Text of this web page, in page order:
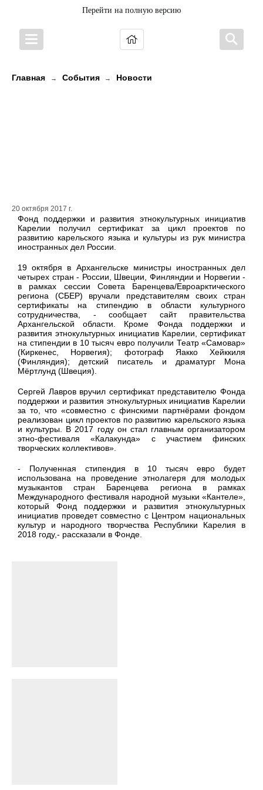
Перейти на полную версию
Главная → События → Новости
20 октября 2017 г.
Фонд поддержки и развития этнокультурных инициатив
Карелии получил сертификат за цикл проектов по
развитию карельского языка и культуры из рук министра
иностранных дел России.
19 октября в Архангельске министры иностранных дел
четырех стран - России, Швеции, Финляндии и Норвегии -
в рамках сессии Совета Баренцева/Евроарктического
региона (СБЕР) вручали представителям своих стран
сертификаты на стипендию в области культурного
сотрудничества, - сообщает сайт правительства
Архангельской области. Кроме Фонда поддержки и
развития этнокультурных инициатив Карелии, сертификат
на стипендии в 10 тысяч евро получили Театр «Самовар»
(Киркенес, Норвегия); фотограф Яакко Хейккиля
(Финляндия); детский писатель и драматург Мона
Мёртлунд (Швеция).
Сергей Лавров вручил сертификат представителю Фонда
поддержки и развития этнокультурных инициатив Карелии
за то, что «совместно с финскими партнёрами фондом
реализован цикл проектов по развитию карельского языка
и культуры. В 2017 году он стал главным организатором
этно-фестиваля «Калакунда» с участием финских
творческих коллективов».
- Полученная стипендия в 10 тысяч евро будет
использована на проведение этнолагеря для молодых
музыкантов стран Баренцева региона в рамках
Международного фестиваля народной музыки «Кантеле»,
который Фонд поддержки и развития этнокультурных
инициатив проведет совместно с Центром национальных
культур и народного творчества Республики Карелия в
2018 году,- рассказали в Фонде.